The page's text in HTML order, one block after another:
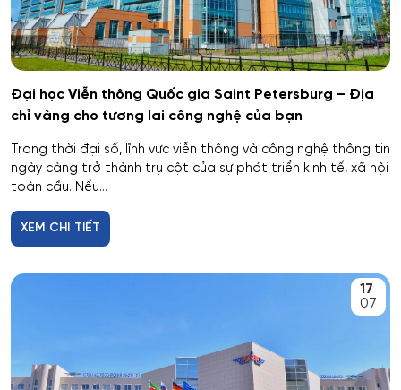
Hóa học
Hóa học cơ bản và ứng dụng
Hóa học, Vật lý và Cơ học Vật liệu
Hóa nông và khoa học đất nông nghiệp
Hóa sinh y học
Hệ thống cơ điện đặc biệt
Đại học Viễn thông Quốc gia Saint Petersburg – Địa
chỉ vàng cho tương lai công nghệ của bạn
Trong thời đại số, lĩnh vực viễn thông và công nghệ thông tin
ngày càng trở thành trụ cột của sự phát triển kinh tế, xã hội
toàn cầu. Nếu...
XEM CHI TIẾT
17
07